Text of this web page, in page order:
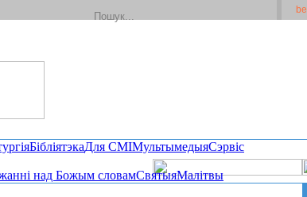
be
БібліятэкаДля СМІМультымедыяСэрвіс
над Божым словамСвятыяМалітвы